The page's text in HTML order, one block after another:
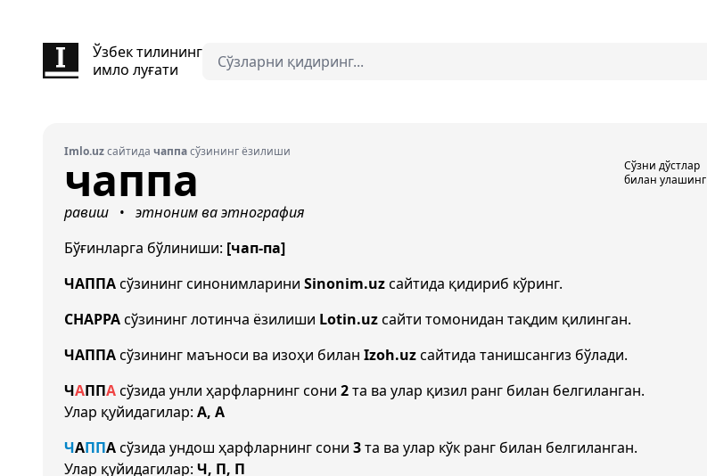
Ўзбек тилининг
имло луғати
Imlo.uzсайтида чаппасўзининг ёзилиши
чаппа
Сўзни дўстлар
билан улашинг
равиш •
этноним ва этнография
Бўғинларга бўлиниши: [чап-па]
ЧАППАсўзининг синонимларини Sinonim.uzсайтида қидириб кўринг.
CHAPPAсўзининг лотинча ёзилиши Lotin.uzсайти томонидан тақдим қилинган.
ЧАППАсўзининг маъноси ва изоҳи билан Izoh.uzсайтида танишсангиз бўлади.
ЧАППАсўзида унли ҳарфларнинг сони 2та ва улар қизил ранг билан белгиланган.
Улар қуйидагилар: А, А
ЧАППАсўзида ундош ҳарфларнинг сони 3та ва улар кўк ранг билан белгиланган.
Улар қуйидагилар: Ч, П, П